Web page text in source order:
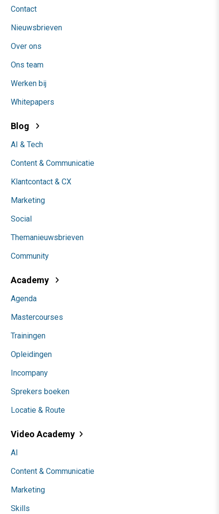
Contact
Nieuwsbrieven
Over ons
Ons team
Werken bij
Whitepapers
Blog
AI & Tech
Content & Communicatie
Klantcontact & CX
Marketing
Social
Themanieuwsbrieven
Community
Academy
Agenda
Mastercourses
Trainingen
Opleidingen
Incompany
Sprekers boeken
Locatie & Route
Video Academy
AI
Content & Communicatie
Marketing
Skills